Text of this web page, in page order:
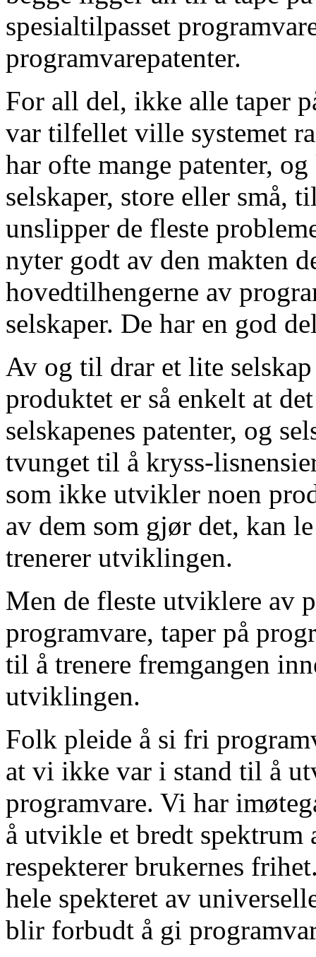
spesialtilpasset
programvarepatenter.
For all del, ikke alle taper
var tilfellet ville systemet
har ofte mange patenter,
selskaper, store eller små,
unslipper de fleste
nyter godt av den makten
hovedtilhengerne av
selskaper. De har en god
Av og til drar et lite
produktet er så enkelt at
selskapenes patenter, og
tvunget til å kryss-
som ikke utvikler noen
av dem som gjør det, kan
trenerer utviklingen.
Men de fleste utviklere av
programvare, taper på
til å trenere fremgangen
utviklingen.
Folk pleide å si fri
at vi ikke var i stand til å
programvare. Vi har
å utvikle et bredt
respekterer brukernes
hele spekteret av
blir forbudt å gi